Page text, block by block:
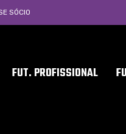
SÓCIO
FUT. PROFISSIONAL